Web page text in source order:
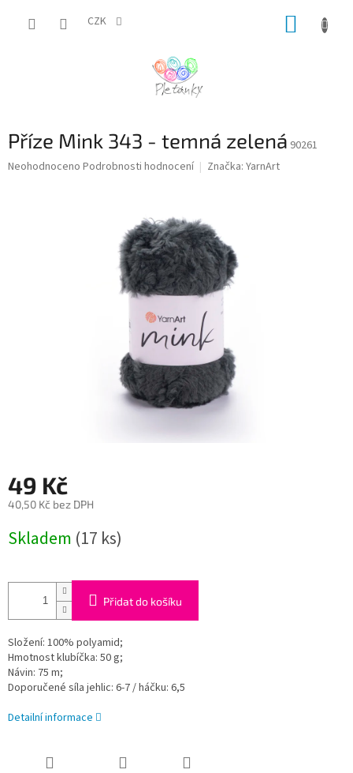
CZK
Příze Mink 343 - temná zelená 90261
Průměrné
Neohodnoceno Podrobnosti hodnocení Značka: YarnArt
49 Kč
40,50 Kč bez DPH
cena:
Skladem (17 ks)
Přidat do košíku
Složení: 100% polyamid;
Hmotnost klubíčka: 50 g;
Návin: 75 m;
Doporučené síla jehlic: 6-7 / háčku: 6,5
Detailní informace